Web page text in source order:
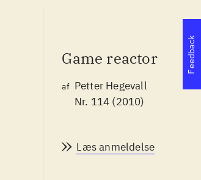
Game reactor
af Petter Hegevall
Nr. 114 (2010)
Læs anmeldelse
Feedback